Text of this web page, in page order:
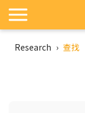
Research › 查找